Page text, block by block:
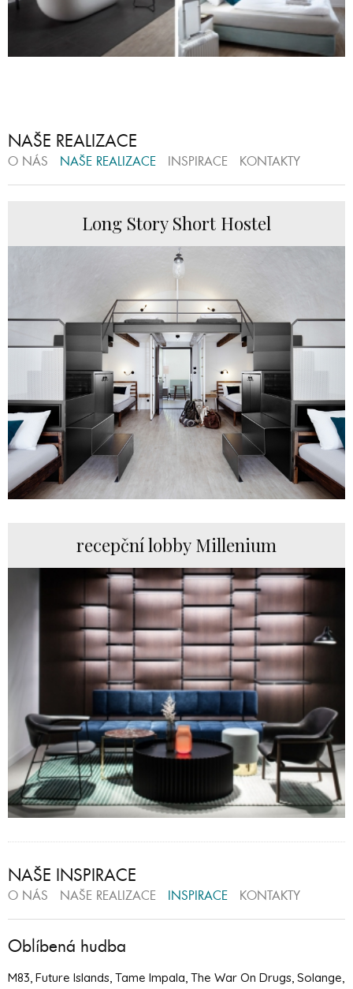
NAŠE REALIZACE
O NÁS NAŠE REALIZACE INSPIRACE KONTAKTY
Long Story Short Hostel
recepční lobby Millenium
NAŠE INSPIRACE
O NÁS NAŠE REALIZACE INSPIRACE KONTAKTY
Oblíbená hudba
M83, Future Islands, Tame Impala, The War On Drugs, Solange,